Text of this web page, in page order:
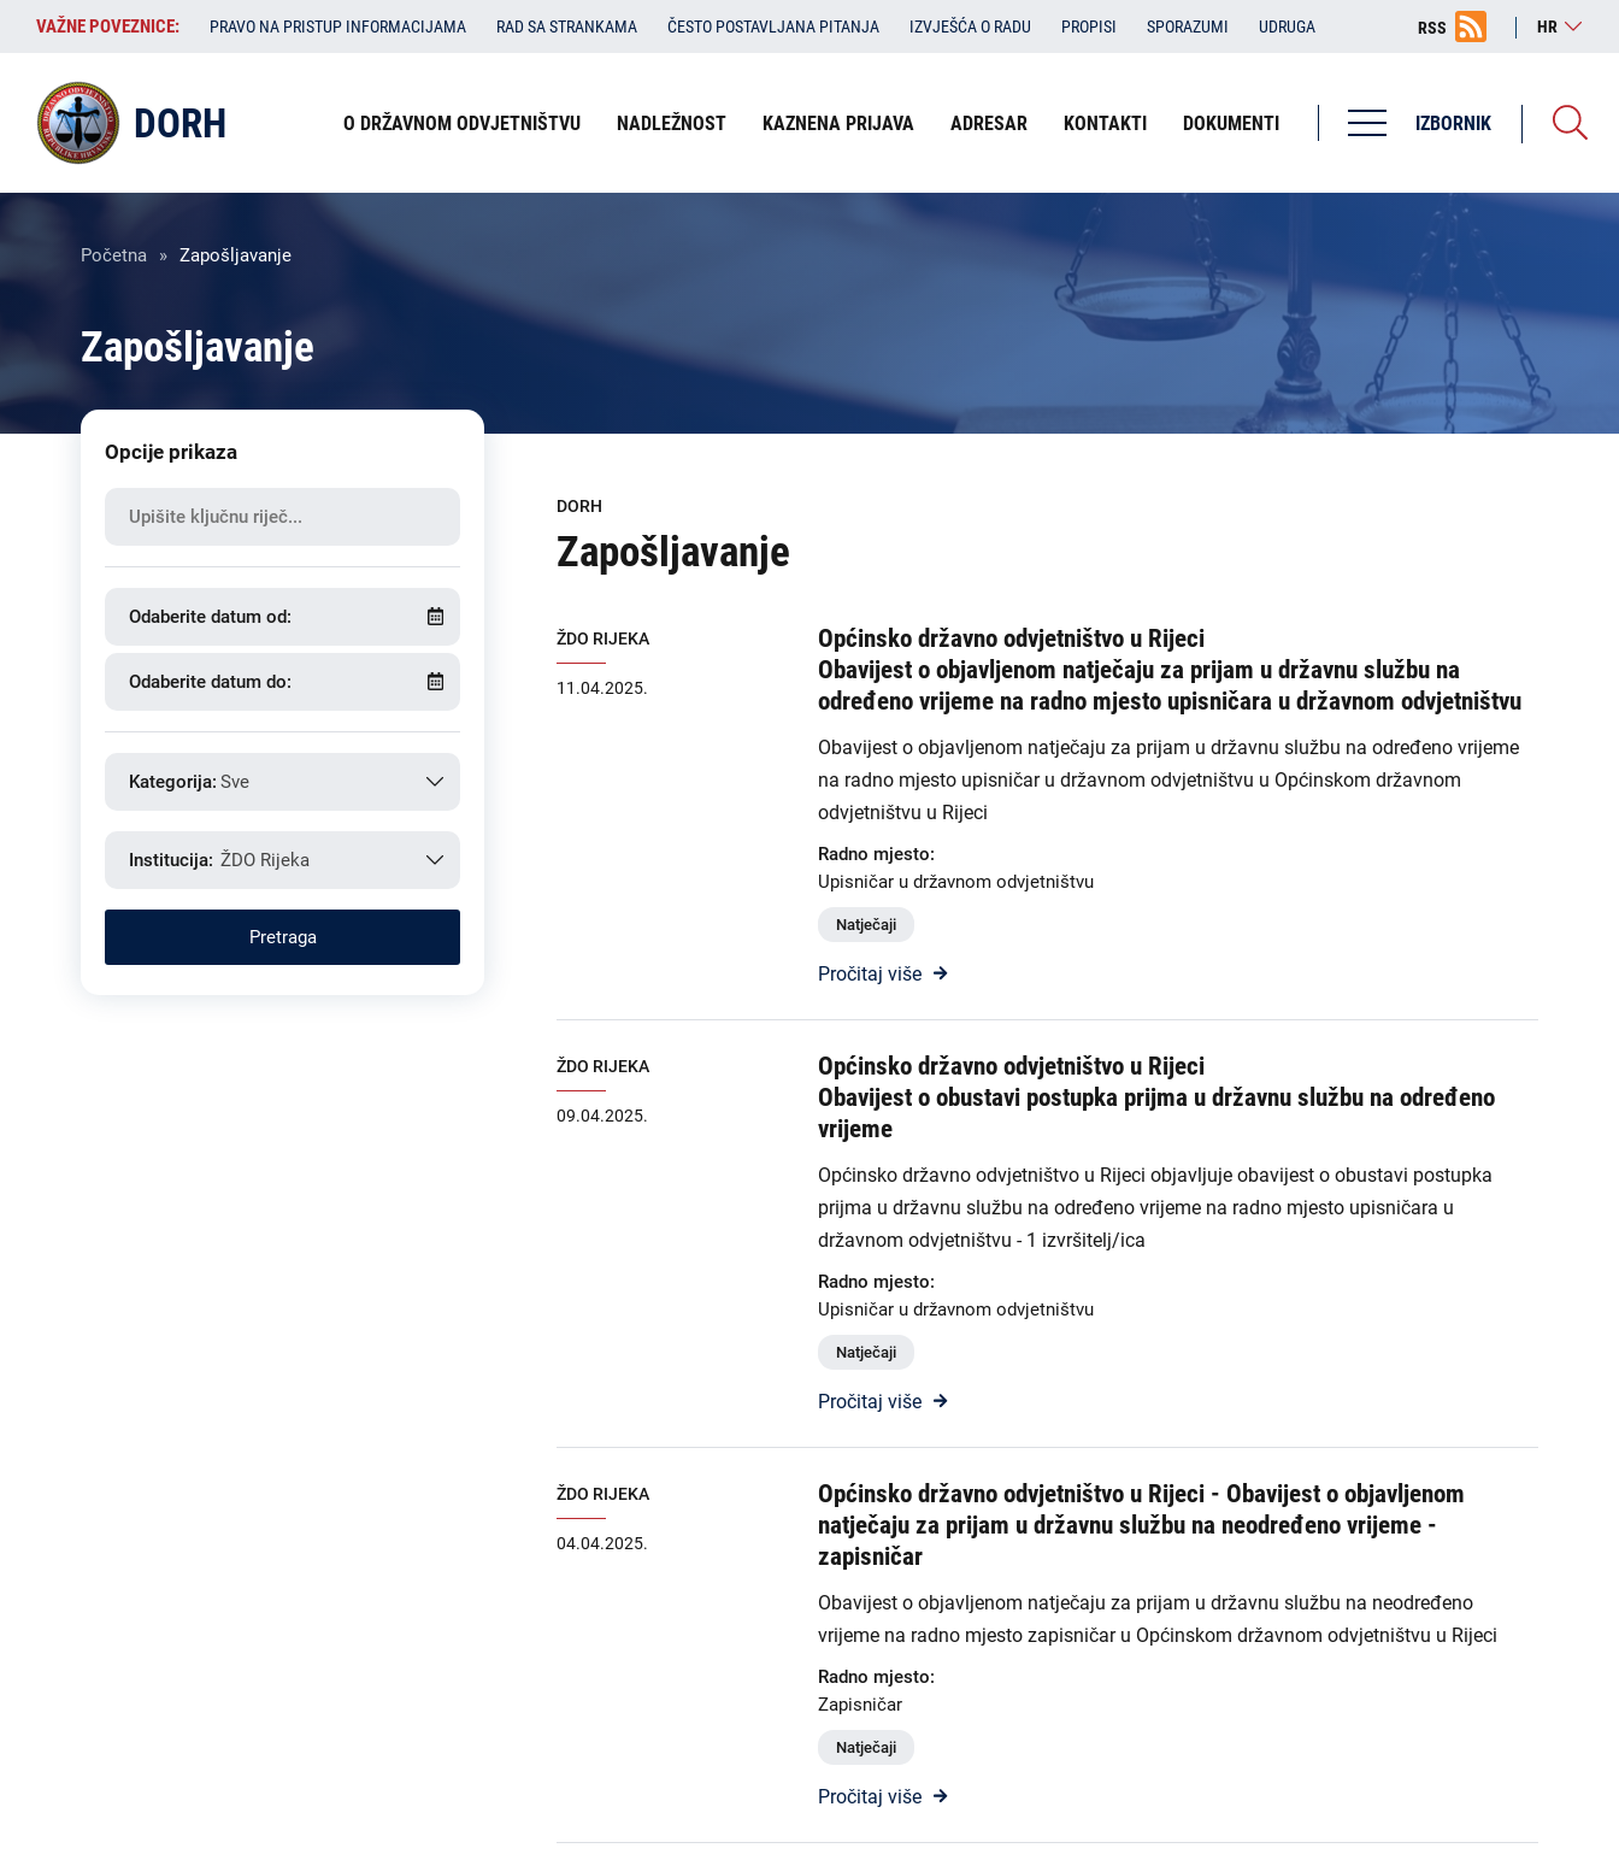
Skoči
sadržaj
VAŽNE
POVEZNICE:
VAŽNE POVEZNICE: PRAVO NA PRISTUP INFORMACIJAMA RAD SA STRANKAMA ČESTO POSTAVLJANA PITANJA IZVJEŠĆA O RADU PROPISI SPORAZUMI UDRUGA HR
RSS
IZBORNIK
Izbornik
zaglavlju
O državnom odvjetništvu
Nadležnost
Kontakti
na
naslovnoj
USKOK
Županijska državna odvjetništva
Županijska državna odvjetništva
ŽDO Bjelovar
ŽDO Dubrovnik
ŽDO Karlovac
ŽDO Pula - Pola
ŽDO Split
ŽDO Šibenik
ŽDO Varaždin
Općinska državna odvjetništva
Državnoodvjetničko vijeće
Isplate iz proračuna
DORH
Izbornik
zaglavlju
O DRŽAVNOM ODVJETNIŠTVU NADLEŽNOST KAZNENA PRIJAVA ADRESAR KONTAKTI DOKUMENTI
Breadcrumb
Početna Zapošljavanje
Zapošljavanje
Opcije prikaza
Odaberite datum od:
Odaberite datum do:
Kategorija: Sve
Institucija: ŽDO Rijeka
DORH
Zapošljavanje
ŽDO RIJEKA
11.04.2025.
Općinsko državno odvjetništvo u Rijeci
Obavijest o objavljenom natječaju za prijam u državnu službu na
određeno vrijeme na radno mjesto upisničara u državnom odvjetništvu
Obavijest o objavljenom natječaju za prijam u državnu službu na određeno vrijeme
na radno mjesto upisničar u državnom odvjetništvu u Općinskom državnom
odvjetništvu u Rijeci
Radno mjesto:
Upisničar u državnom odvjetništvu
Natječaji
Pročitaj više
ŽDO RIJEKA
09.04.2025.
Općinsko državno odvjetništvo u Rijeci
Obavijest o obustavi postupka prijma u državnu službu na određeno
vrijeme
Općinsko državno odvjetništvo u Rijeci objavljuje obavijest o obustavi postupka
prijma u državnu službu na određeno vrijeme na radno mjesto upisničara u
državnom odvjetništvu - 1 izvršitelj/ica
Radno mjesto:
Upisničar u državnom odvjetništvu
Natječaji
Pročitaj više
ŽDO RIJEKA
04.04.2025.
Općinsko državno odvjetništvo u Rijeci - Obavijest o objavljenom
natječaju za prijam u državnu službu na neodređeno vrijeme -
zapisničar
Obavijest o objavljenom natječaju za prijam u državnu službu na neodređeno
vrijeme na radno mjesto zapisničar u Općinskom državnom odvjetništvu u Rijeci
Radno mjesto:
Zapisničar
Natječaji
Pročitaj više